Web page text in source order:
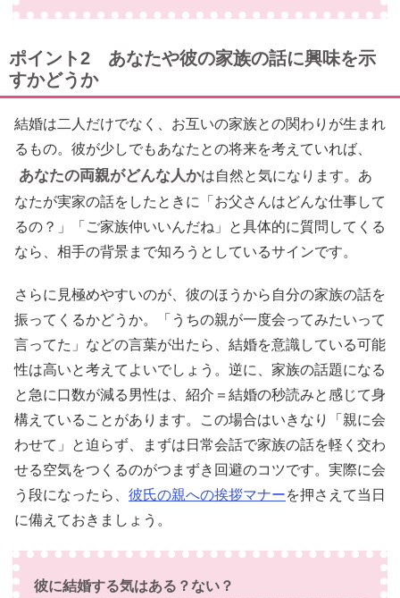
ポイント2 あなたや彼の家族の話に興味を示
すかどうか
結婚は二人だけでなく、お互いの家族との関わりが生まれ
るもの。彼が少しでもあなたとの将来を考えていれば、
あなたの両親がどんな人かは自然と気になります。あ
なたが実家の話をしたときに「お父さんはどんな仕事して
るの？」「ご家族仲いいんだね」と具体的に質問してくる
なら、相手の背景まで知ろうとしているサインです。
さらに見極めやすいのが、彼のほうから自分の家族の話を
振ってくるかどうか。「うちの親が一度会ってみたいって
言ってた」などの言葉が出たら、結婚を意識している可能
性は高いと考えてよいでしょう。逆に、家族の話題になる
と急に口数が減る男性は、紹介＝結婚の秒読みと感じて身
構えていることがあります。この場合はいきなり「親に会
わせて」と迫らず、まずは日常会話で家族の話を軽く交わ
せる空気をつくるのがつまずき回避のコツです。実際に会
う段になったら、 彼氏の親への挨拶マナーを押さえて当日
に備えておきましょう。
彼に結婚する気はある？ない？